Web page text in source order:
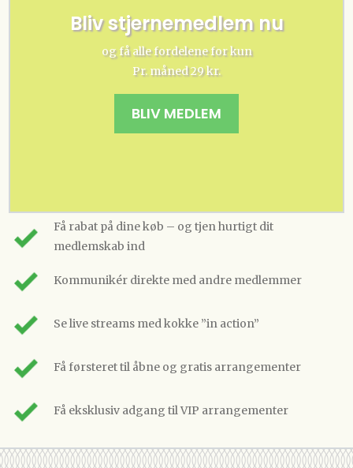
Bliv stjernemedlem nu
og få alle fordelene for kun
Pr. måned 29 kr.
BLIV MEDLEM
Få rabat på dine køb – og tjen hurtigt dit
medlemskab ind
Kommunikér direkte med andre medlemmer
Se live streams med kokke ”in action”
Få førsteret til åbne og gratis arrangementer
Få eksklusiv adgang til VIP arrangementer